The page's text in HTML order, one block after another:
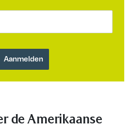
de Amerikaanse